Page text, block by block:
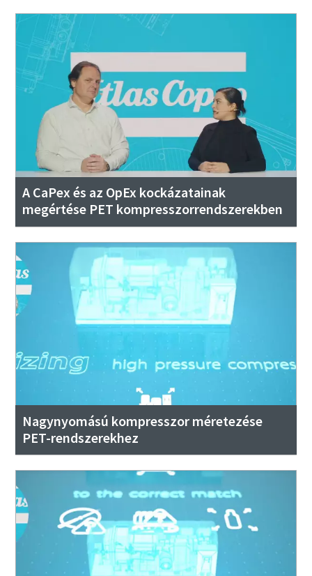
A CaPex és az OpEx kockázatainak
megértése PET kompresszorrendszerekben
Nagynyomású kompresszor méretezése
PET-rendszerekhez